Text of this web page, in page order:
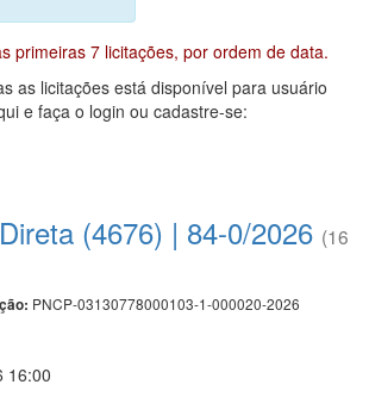
primeiras 7 licitações, por ordem de data.
as licitações está disponível para usuário
e faça o login ou cadastre-se:
(4676) | 84-0/2026 (16
PNCP-03130778000103-1-000020-2026
16:00